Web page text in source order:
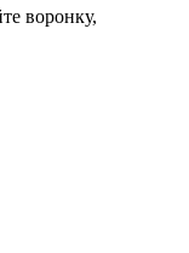
воронку,